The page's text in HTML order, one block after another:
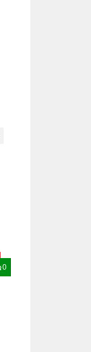
0